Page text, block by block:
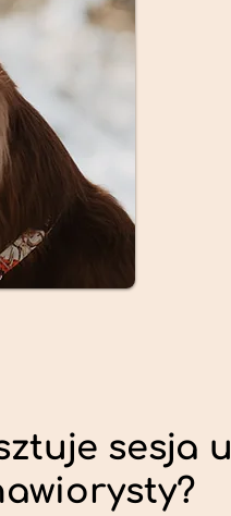
sesja u